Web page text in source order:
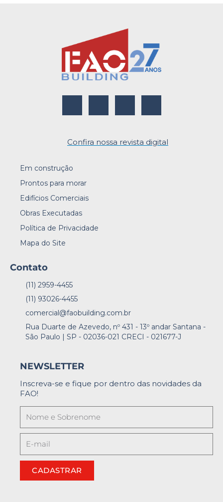
Confira nossa revista digital
Em construção
Prontos para morar
Edifícios Comerciais
Obras Executadas
Política de Privacidade
Mapa do Site
Contato
(11) 2959-4455
(11) 93026-4455
comercial@faobuilding.com.br
Rua Duarte de Azevedo, nº 431 - 13º andar Santana -
São Paulo | SP - 02036-021 CRECI - 021677-J
NEWSLETTER
Inscreva-se e fique por dentro das novidades da
FAO!
CADASTRAR